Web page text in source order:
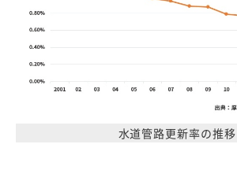
水道管路更新率の推移